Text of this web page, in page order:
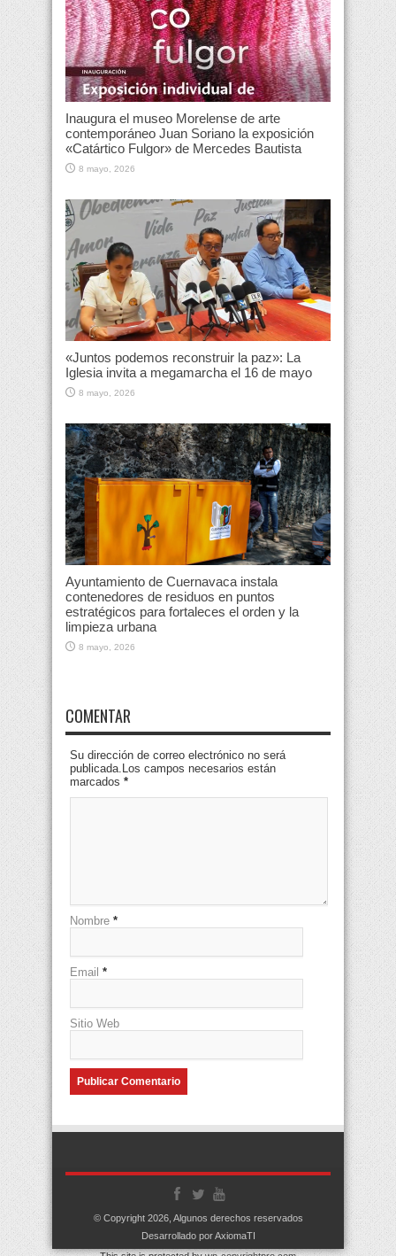
Inaugura el museo Morelense de arte
contemporáneo Juan Soriano la exposición
«Catártico Fulgor» de Mercedes Bautista
8 mayo, 2026
«Juntos podemos reconstruir la paz»: La
Iglesia invita a megamarcha el 16 de mayo
8 mayo, 2026
Ayuntamiento de Cuernavaca instala
contenedores de residuos en puntos
estratégicos para fortaleces el orden y la
limpieza urbana
8 mayo, 2026
COMENTAR
Su dirección de correo electrónico no será
publicada.Los campos necesarios están
marcados *
Nombre *
Email *
Sitio Web
© Copyright 2026, Algunos derechos reservados
Desarrollado por AxiomaTI